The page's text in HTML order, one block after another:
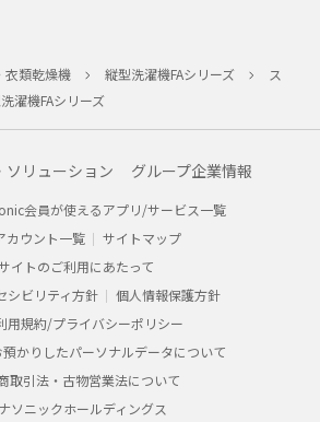
衣類乾燥機 縦型洗濯機FAシリーズ
ス
濯機FAシリーズ
ソリューション グループ企業情報
会員が使えるアプリ/サービス一覧
カウント一覧
サイトマップ
イトのご利用にあたって
シビリティ方針
個人情報保護方針
用規約/プライバシーポリシー
かりしたパーソナルデータについて
取引法・古物営業法について
ソニックホールディングス